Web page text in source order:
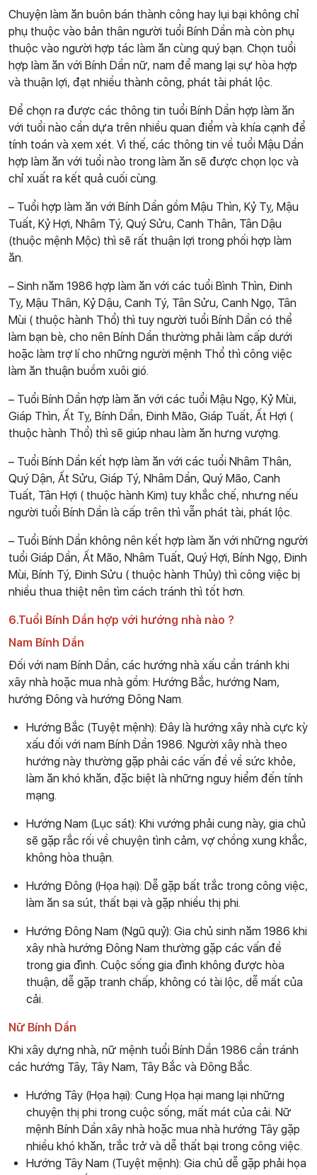
Chuyện làm ăn buôn bán thành công hay lụi bại không chỉ
phụ thuộc vào bản thân người tuổi Bính Dần mà còn phụ
thuộc vào người hợp tác làm ăn cùng quý bạn. Chọn tuổi
hợp làm ăn với Bính Dần nữ, nam để mang lại sự hòa hợp
và thuận lợi, đạt nhiều thành công, phát tài phát lộc.
Để chọn ra được các thông tin tuổi Bính Dần hợp làm ăn
với tuổi nào cần dựa trên nhiều quan điểm và khía cạnh để
tính toán và xem xét. Vì thế, các thông tin về tuổi Mậu Dần
hợp làm ăn với tuổi nào trong làm ăn sẽ được chọn lọc và
chỉ xuất ra kết quả cuối cùng.
– Tuổi hợp làm ăn với Bính Dần gồm Mậu Thìn, Kỷ Tỵ, Mậu
Tuất, Kỷ Hợi, Nhâm Tý, Quý Sửu, Canh Thân, Tân Dậu
(thuộc mệnh Mộc) thì sẽ rất thuận lợi trong phối hợp làm
ăn.
– Sinh năm 1986 hợp làm ăn với các tuổi Bình Thìn, Đinh
Tỵ, Mậu Thân, Kỷ Dậu, Canh Tý, Tân Sửu, Canh Ngọ, Tân
Mùi ( thuộc hành Thổ) thì tuy người tuổi Bính Dần có thể
làm bạn bè, cho nên Bính Dần thường phải làm cấp dưới
hoặc làm trợ lí cho những người mệnh Thổ thì công việc
làm ăn thuận buồm xuôi gió.
– Tuổi Bính Dần hợp làm ăn với các tuổi Mậu Ngọ, Kỷ Mùi,
Giáp Thìn, Ất Tỵ, Bính Dần, Đinh Mão, Giáp Tuất, Ất Hợi (
thuộc hành Thổ) thì sẽ giúp nhau làm ăn hưng vượng.
– Tuổi Bính Dần kết hợp làm ăn với các tuổi Nhâm Thân,
Quý Dận, Ất Sửu, Giáp Tý, Nhâm Dần, Quý Mão, Canh
Tuất, Tân Hợi ( thuộc hành Kim) tuy khắc chế, nhưng nếu
người tuổi Bính Dần là cấp trên thì vẫn phát tài, phát lộc.
– Tuổi Bính Dần không nên kết hợp làm ăn với những người
tuổi Giáp Dần, Ất Mão, Nhâm Tuất, Quý Hợi, Bính Ngọ, Đinh
Mùi, Bính Tý, Đinh Sửu ( thuộc hành Thủy) thì công việc bị
nhiều thua thiệt nên tìm cách tránh thì tốt hơn.
6.Tuổi Bính Dần hợp với hướng nhà nào ?
Nam Bính Dần
Đối với nam Bính Dần, các hướng nhà xấu cần tránh khi
xây nhà hoặc mua nhà gồm: Hướng Bắc, hướng Nam,
hướng Đông và hướng Đông Nam.
Hướng Bắc (Tuyệt mệnh): Đây là hướng xây nhà cực kỳ
xấu đối với nam Bính Dần 1986. Người xây nhà theo
hướng này thường gặp phải các vấn đề về sức khỏe,
làm ăn khó khăn, đặc biệt là những nguy hiểm đến tính
mạng.
Hướng Nam (Lục sát): Khi vướng phải cung này, gia chủ
sẽ gặp rắc rối về chuyện tình cảm, vợ chồng xung khắc,
không hòa thuận.
Hướng Đông (Họa hại): Dễ gặp bất trắc trong công việc,
làm ăn sa sút, thất bại và gặp nhiều thị phi.
Hướng Đông Nam (Ngũ quỷ): Gia chủ sinh năm 1986 khi
xây nhà hướng Đông Nam thường gặp các vấn đề
trong gia đình. Cuộc sống gia đình không được hòa
thuận, dễ gặp tranh chấp, không có tài lộc, dễ mất của
cải.
Nữ Bính Dần
Khi xây dựng nhà, nữ mệnh tuổi Bính Dần 1986 cần tránh
các hướng Tây, Tây Nam, Tây Bắc và Đông Bắc.
Hướng Tây (Họa hại): Cung Họa hại mang lại những
chuyện thị phi trong cuộc sống, mất mát của cải. Nữ
mệnh Bính Dần xây nhà hoặc mua nhà hướng Tây gặp
nhiều khó khăn, trắc trở và dễ thất bại trong công việc.
Hướng Tây Nam (Tuyệt mệnh): Gia chủ dễ gặp phải họa